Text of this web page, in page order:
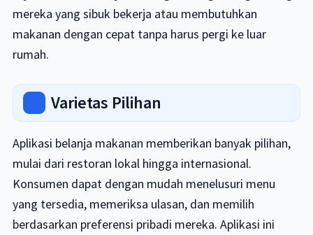
mereka yang sibuk bekerja atau membutuhkan
makanan dengan cepat tanpa harus pergi ke luar
rumah.
Varietas Pilihan
Aplikasi belanja makanan memberikan banyak pilihan,
mulai dari restoran lokal hingga internasional.
Konsumen dapat dengan mudah menelusuri menu
yang tersedia, memeriksa ulasan, dan memilih
berdasarkan preferensi pribadi mereka. Aplikasi ini